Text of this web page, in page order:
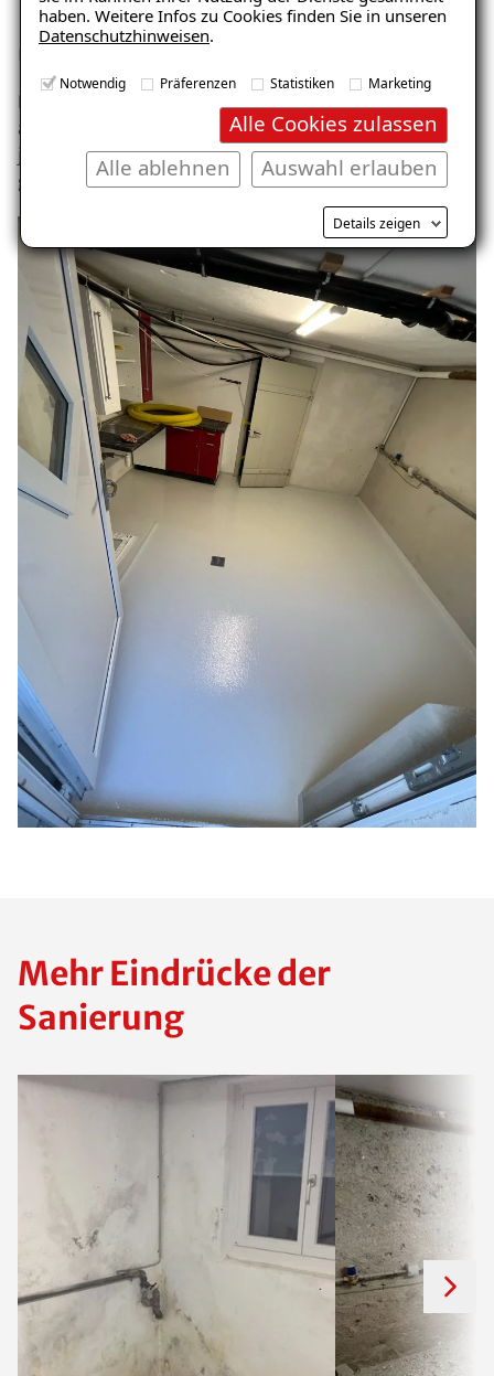
haben. Weitere Infos zu Cookies finden Sie in unseren
Datenschutzhinweisen.
Notwendig Präferenzen Statistiken Marketing
Alle Cookies zulassen
Auswahl erlauben
Alle ablehnen
Details zeigen
Ergebnis: Keller abgedichtet
und trocken.
Ein dauerhaft trockener Keller, welcher nun endlich
auch als Lagerraum nutzbar ist. Der Kunde ist schon
jetzt von dem angenehmen Raumklima begeistert und
geht in Zukunft nun auch wieder gerne in den Keller.
Mehr Eindrücke der
Sanierung
E-Mail eingeben
Kostenlosen Ratgeber anfordern
Voraussetzung für den Erhalt des kostenfreien
Ratgebers ist die Anmeldung zu unserem Newsletter.